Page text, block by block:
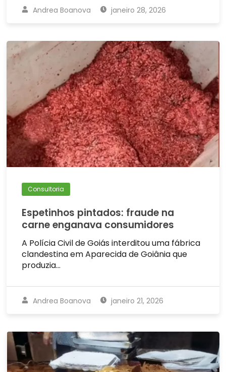
Andrea Boanova janeiro 28, 2026
Consultoria
Espetinhos pintados: fraude na
carne enganava consumidores
A Polícia Civil de Goiás interditou uma fábrica
clandestina em Aparecida de Goiânia que
produzia…
Andrea Boanova janeiro 21, 2026